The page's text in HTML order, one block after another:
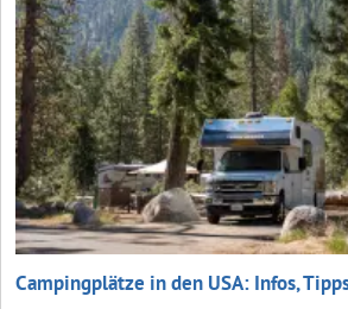
Campingplätze in den USA: Infos,